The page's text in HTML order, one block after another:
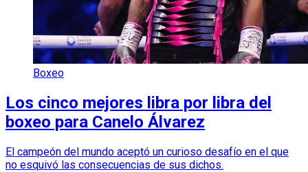
Boxeo
Los cinco mejores libra por libra del
boxeo para Canelo Álvarez
El campeón del mundo aceptó un curioso desafío en el que
no esquivó las consecuencias de sus dichos.